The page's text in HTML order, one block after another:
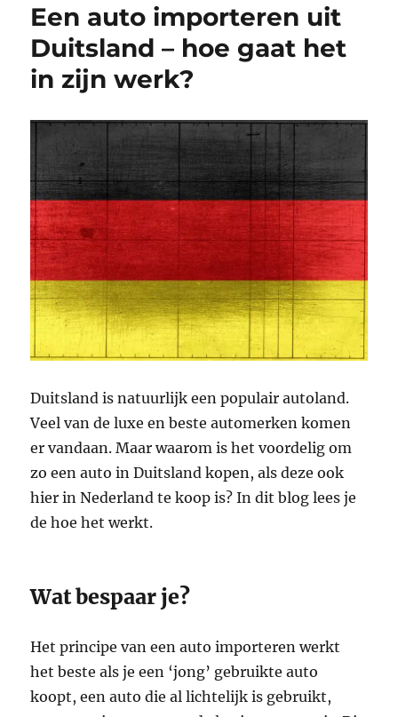
Een auto importeren uit
Duitsland – hoe gaat het
in zijn werk?
Duitsland is natuurlijk een populair autoland.
Veel van de luxe en beste automerken komen
er vandaan. Maar waarom is het voordelig om
zo een auto in Duitsland kopen, als deze ook
hier in Nederland te koop is? In dit blog lees je
de hoe het werkt.
Wat bespaar je?
Het principe van een auto importeren werkt
het beste als je een ‘jong’ gebruikte auto
koopt, een auto die al lichtelijk is gebruikt,